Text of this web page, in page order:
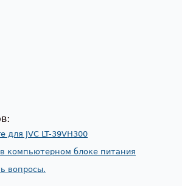
для JVC LT-39VH300
компьютерном блоке питания
вопросы.